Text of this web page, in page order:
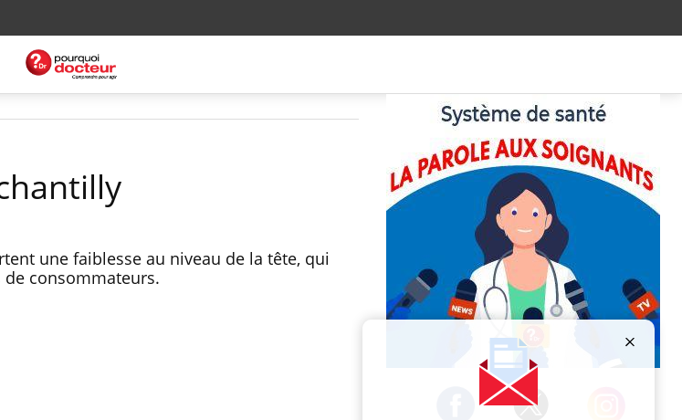
une faiblesse au niveau de la tête, qui
de consommateurs.